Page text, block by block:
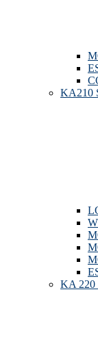
KA210
KA 220